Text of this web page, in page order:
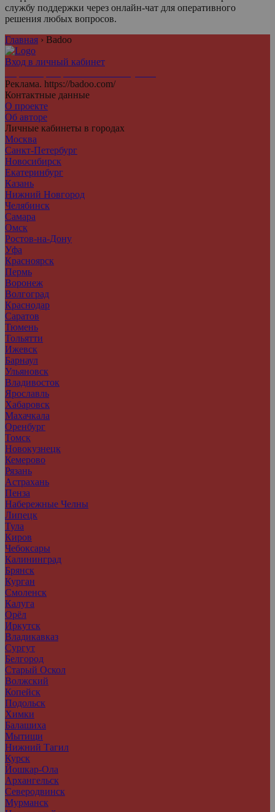
службу поддержки через онлайн-чат для оперативного
решения любых вопросов.
Главная › Badoo
Вход в личный кабинет
Реклама. https://badoo.com/
Контактные данные
О проекте
Об авторе
Личные кабинеты в городах
Москва
Санкт-Петербург
Новосибирск
Екатеринбург
Казань
Нижний Новгород
Челябинск
Самара
Омск
Ростов-на-Дону
Уфа
Красноярск
Пермь
Воронеж
Волгоград
Краснодар
Саратов
Тюмень
Тольятти
Ижевск
Барнаул
Ульяновск
Владивосток
Ярославль
Хабаровск
Махачкала
Оренбург
Томск
Новокузнецк
Кемерово
Рязань
Астрахань
Пенза
Набережные Челны
Липецк
Тула
Киров
Чебоксары
Калининград
Брянск
Курган
Смоленск
Калуга
Орёл
Иркутск
Владикавказ
Сургут
Белгород
Старый Оскол
Волжский
Копейск
Подольск
Химки
Балашиха
Мытищи
Нижний Тагил
Курск
Йошкар-Ола
Архангельск
Северодвинск
Мурманск